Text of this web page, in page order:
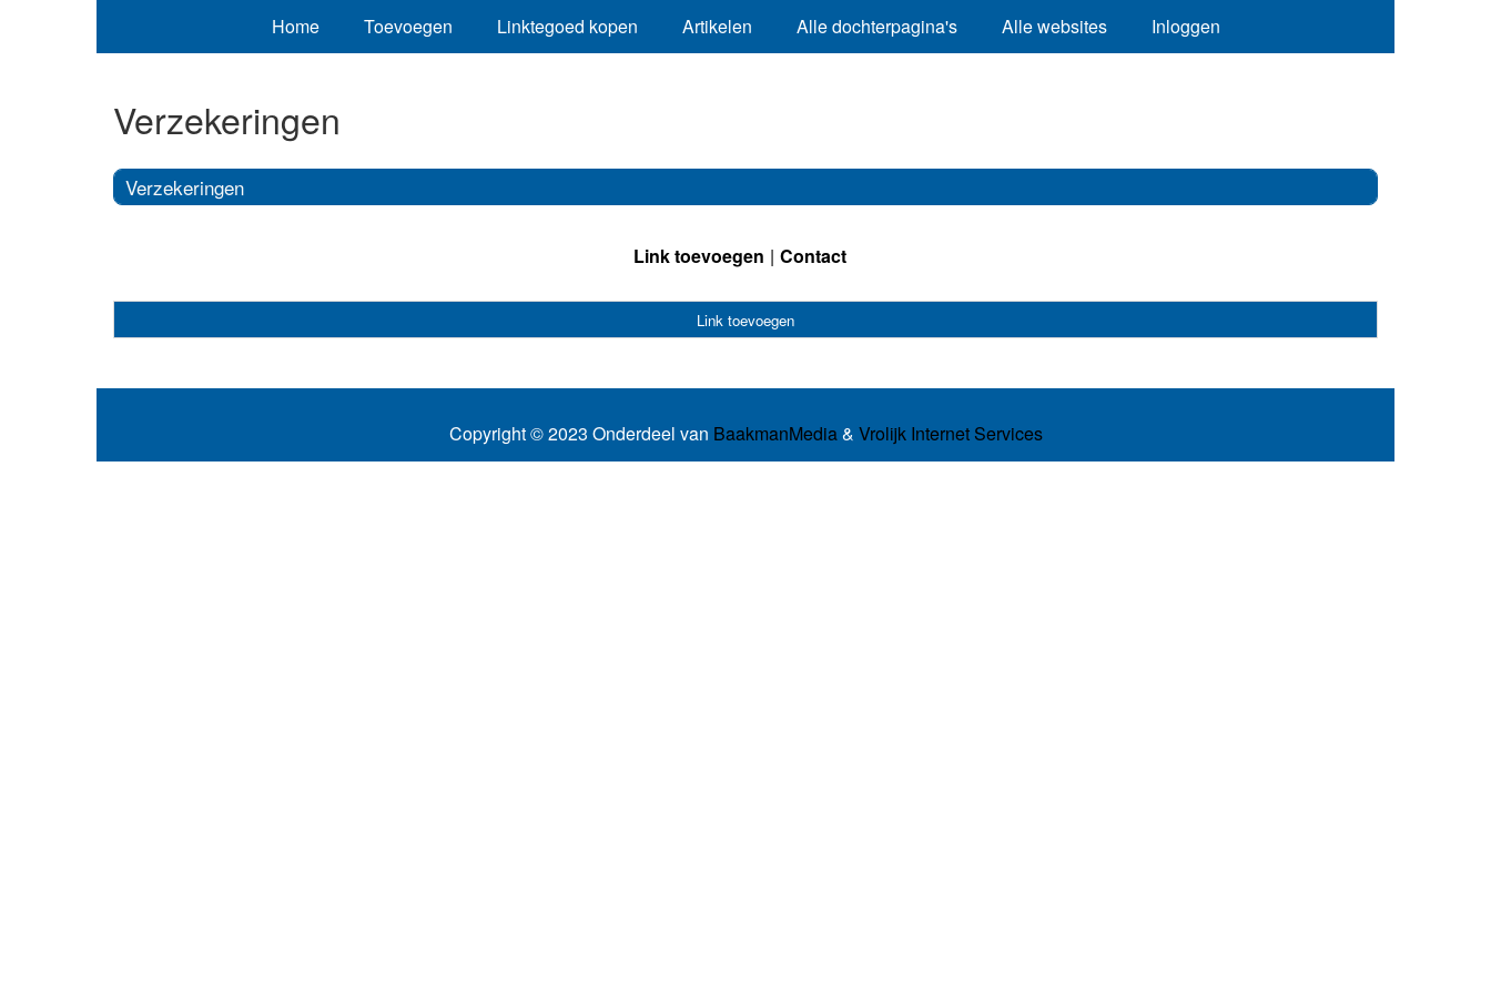
Home Toevoegen Linktegoed kopen Artikelen Alle dochterpagina's Alle websites Inloggen
Verzekeringen
Verzekeringen
Link toevoegen Contact
Link toevoegen
Copyright © 2023 Onderdeel van BaakmanMedia& Vrolijk Internet Services